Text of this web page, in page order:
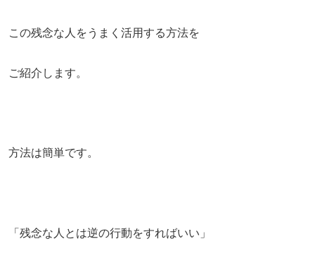
この残念な人をうまく活用する方法を
ご紹介します。
方法は簡単です。
「残念な人とは逆の行動をすればいい」